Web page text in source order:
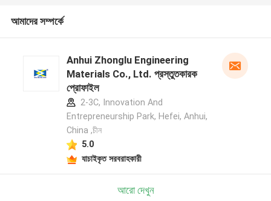
আমাদের সম্পর্কে
Anhui Zhonglu Engineering
Materials Co., Ltd. প্রস্তুতকারক
প্রোফাইল
2-3C, Innovation And
Entrepreneurship Park, Hefei, Anhui,
China ,চীন
5.0
যাচাইকৃত সরবরাহকারী
আরো দেখুন